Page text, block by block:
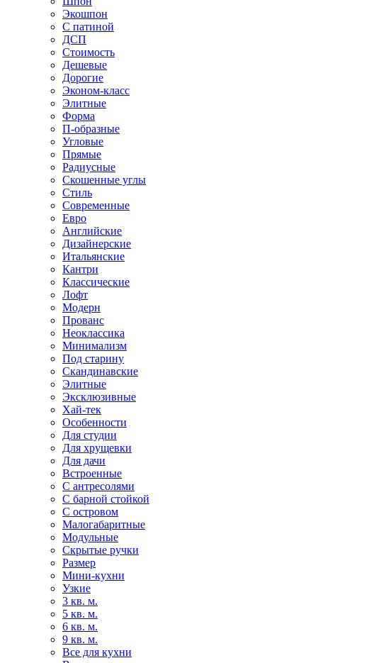
Экошпон
С патиной
ДСП
Стоимость
Дешевые
Дорогие
Эконом-класс
Элитные
Форма
П-образные
Угловые
Прямые
Радиусные
Скошенные углы
Стиль
Современные
Евро
Английские
Дизайнерские
Итальянские
Кантри
Классические
Лофт
Модерн
Прованс
Неоклассика
Минимализм
Под старину
Скандинавские
Элитные
Эксклюзивные
Хай-тек
Особенности
Для студии
Для хрущевки
Для дачи
Встроенные
С антресолями
С барной стойкой
С островом
Малогабаритные
Модульные
Скрытые ручки
Размер
Мини-кухни
Узкие
3 кв. м.
5 кв. м.
6 кв. м.
9 кв. м.
Все для кухни